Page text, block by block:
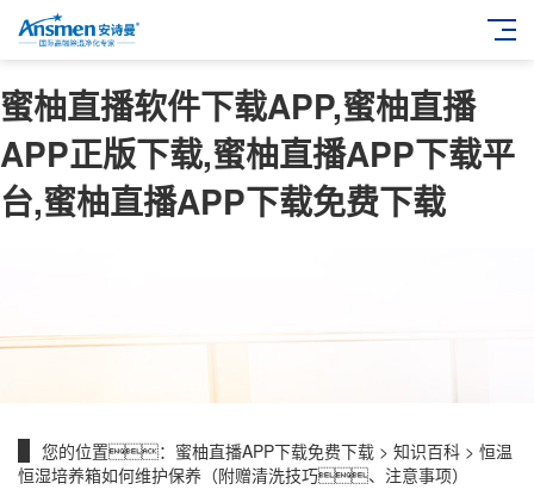
蜜柚直播软件下载APP,蜜柚直播
APP正版下载,蜜柚直播APP下载平
台,蜜柚直播APP下载免费下载
您的位置： 蜜柚直播APP下载免费下载 > 知识百科 > 恒温
恒湿培养箱如何维护保养（附赠清洗技巧、注意事项）